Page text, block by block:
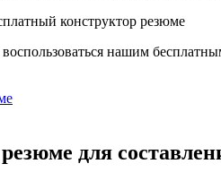
конструктор резюме
нашим
для